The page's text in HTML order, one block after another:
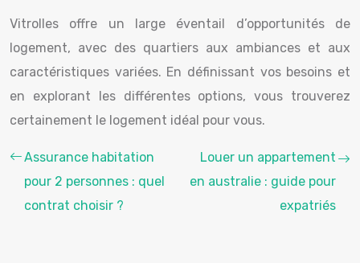
Vitrolles offre un large éventail d’opportunités de
logement, avec des quartiers aux ambiances et aux
caractéristiques variées. En définissant vos besoins et
en explorant les différentes options, vous trouverez
certainement le logement idéal pour vous.
Assurance habitation
pour 2 personnes : quel
contrat choisir ?
Louer un appartement
en australie : guide pour
expatriés